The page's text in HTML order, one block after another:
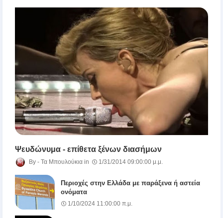
Ψευδώνυμα - επίθετα ξένων διασήμων
Τα Μπουλούκια 1/31/2014 09:00:00 μ.μ.
Περιοχές στην Ελλάδα με παράξενα ή αστεία
ονόματα
1/10/2024 11:00:00 π.μ.